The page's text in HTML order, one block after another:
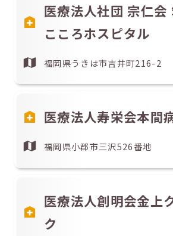
医療法人社団 宗仁会
こころホスピタル
福岡県うきは市吉井町216-2
医療法人寿栄会本間
福岡県小郡市三沢526番地
医療法人創明会金上
ク